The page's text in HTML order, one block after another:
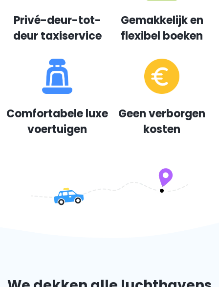
Privé-deur-tot-
deur taxiservice
Gemakkelijk en
flexibel boeken
Comfortabele luxe
voertuigen
Geen verborgen
kosten